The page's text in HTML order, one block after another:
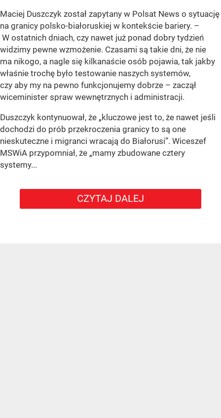
Maciej Duszczyk został zapytany w Polsat News o sytuację
na granicy polsko-białoruskiej w kontekście bariery. –
W ostatnich dniach, czy nawet już ponad dobry tydzień
widzimy pewne wzmożenie. Czasami są takie dni, że nie
ma nikogo, a nagle się kilkanaście osób pojawia, tak jakby
właśnie trochę było testowanie naszych systemów,
czy aby my na pewno funkcjonujemy dobrze – zaczął
wiceminister spraw wewnętrznych i administracji.
Duszczyk kontynuował, że „kluczowe jest to, że nawet jeśli
dochodzi do prób przekroczenia granicy to są one
nieskuteczne i migranci wracają do Białorusi”. Wiceszef
MSWiA przypomniał, że „mamy zbudowane cztery
systemy...
CZYTAJ DALEJ